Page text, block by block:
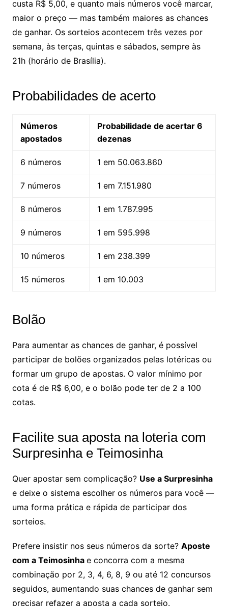
custa R$ 5,00, e quanto mais números você marcar,
maior o preço — mas também maiores as chances
de ganhar. Os sorteios acontecem três vezes por
semana, às terças, quintas e sábados, sempre às
21h (horário de Brasília).
Probabilidades de acerto
Números
apostados
Probabilidade de acertar 6
dezenas
6 números 1 em 50.063.860
7 números 1 em 7.151.980
8 números 1 em 1.787.995
9 números 1 em 595.998
10 números 1 em 238.399
15 números 1 em 10.003
Bolão
Para aumentar as chances de ganhar, é possível
participar de bolões organizados pelas lotéricas ou
formar um grupo de apostas. O valor mínimo por
cota é de R$ 6,00, e o bolão pode ter de 2 a 100
cotas.
Facilite sua aposta na loteria com
Surpresinha e Teimosinha
Quer apostar sem complicação? Use a Surpresinha
e deixe o sistema escolher os números para você —
uma forma prática e rápida de participar dos
sorteios.
Prefere insistir nos seus números da sorte? Aposte
com a Teimosinha e concorra com a mesma
combinação por 2, 3, 4, 6, 8, 9 ou até 12 concursos
seguidos, aumentando suas chances de ganhar sem
precisar refazer a aposta a cada sorteio.